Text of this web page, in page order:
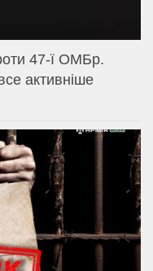
47-ї ОМБр.
активніше